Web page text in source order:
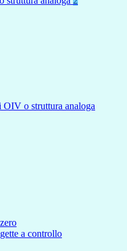
OIV o struttura analoga
a controllo